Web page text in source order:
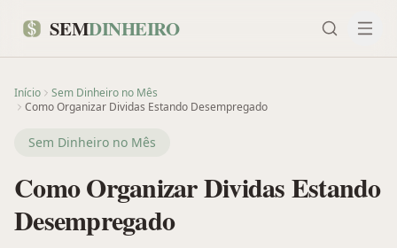
SEMDINHEIRO
Início
Sem Dinheiro no Mês
Como Organizar Dividas Estando Desempregado
Sem Dinheiro no Mês
Como Organizar Dividas Estando
Desempregado